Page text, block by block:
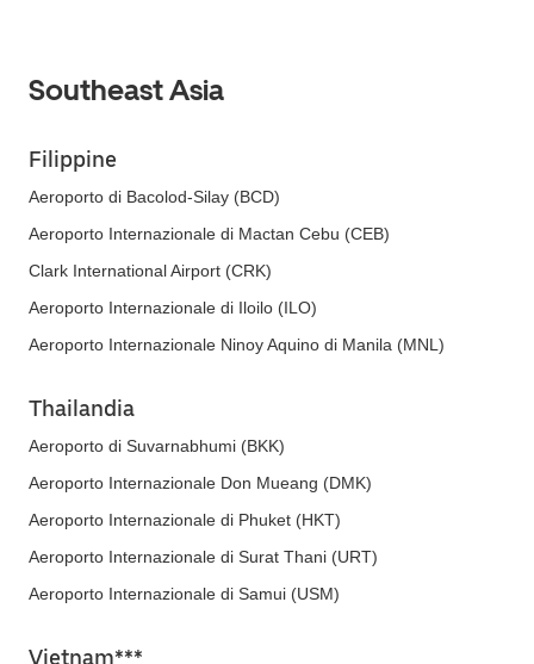
Southeast Asia
Filippine
Aeroporto di Bacolod-Silay (BCD)
Aeroporto Internazionale di Mactan Cebu (CEB)
Clark International Airport (CRK)
Aeroporto Internazionale di Iloilo (ILO)
Aeroporto Internazionale Ninoy Aquino di Manila (MNL)
Thailandia
Aeroporto di Suvarnabhumi (BKK)
Aeroporto Internazionale Don Mueang (DMK)
Aeroporto Internazionale di Phuket (HKT)
Aeroporto Internazionale di Surat Thani (URT)
Aeroporto Internazionale di Samui (USM)
Vietnam***